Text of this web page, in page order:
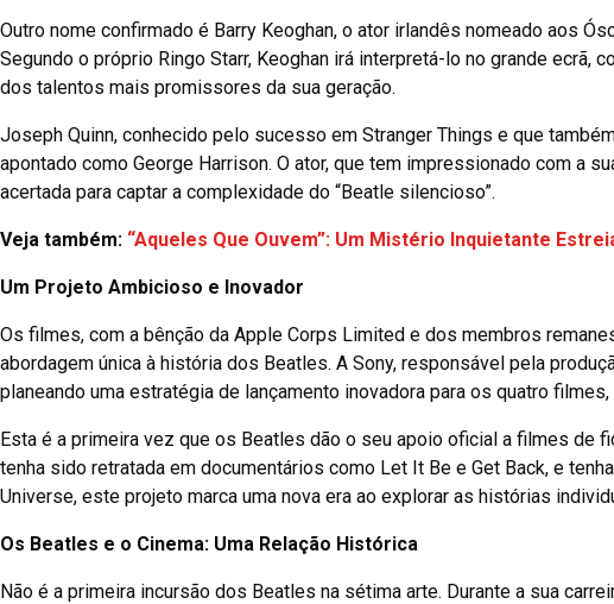
Outro nome confirmado é Barry Keoghan, o ator irlandês nomeado aos
Segundo o próprio Ringo Starr, Keoghan irá interpretá-lo no grande ecrã,
dos talentos mais promissores da sua geração.
Joseph Quinn, conhecido pelo sucesso em Stranger Things e que
apontado como George Harrison. O ator, que tem impressionado com a
acertada para captar a complexidade do “Beatle silencioso”.
Veja também: “Aqueles Que Ouvem”: Um Mistério Inquietante
Um Projeto Ambicioso e Inovador
Os filmes, com a bênção da Apple Corps Limited e dos membros
abordagem única à história dos Beatles. A Sony, responsável pela
planeando uma estratégia de lançamento inovadora para os quatro
Esta é a primeira vez que os Beatles dão o seu apoio oficial a filmes de
tenha sido retratada em documentários como Let It Be e Get Back, e
Universe, este projeto marca uma nova era ao explorar as histórias
Os Beatles e o Cinema: Uma Relação Histórica
Não é a primeira incursão dos Beatles na sétima arte. Durante a sua